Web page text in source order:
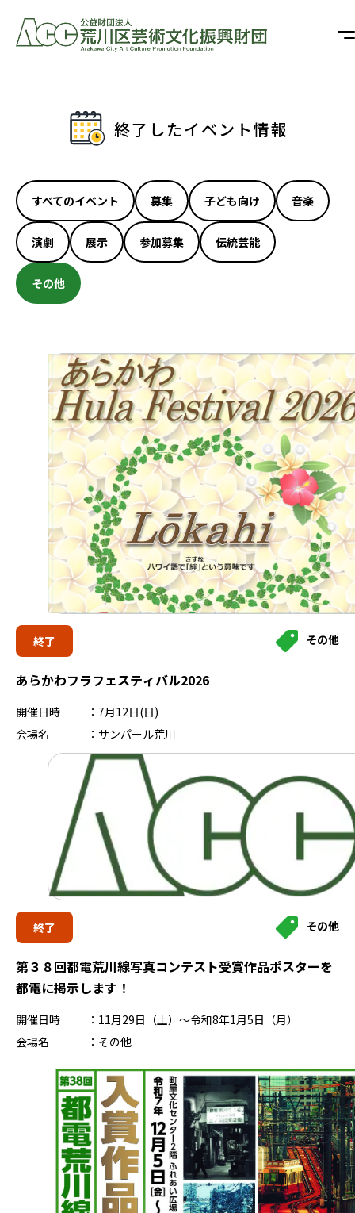
終了したイベント情報
すべてのイベント 募集 子ども向け 音楽
演劇 展示 参加募集 伝統芸能
その他
終了 その他
あらかわフラフェスティバル2026
開催日時
7月12日(日)
会場名
サンパール荒川
終了 その他
第３８回都電荒川線写真コンテスト受賞作品ポスターを
都電に掲示します！
開催日時
11月29日（土）～令和8年1月5日（月）
会場名
その他